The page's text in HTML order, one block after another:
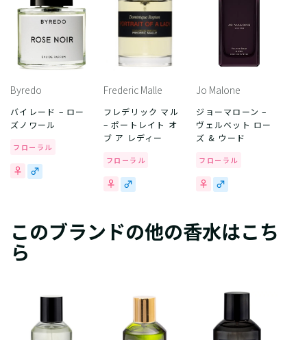
Byredo
バイレード – ロー
ズノワール
フローラル
Frederic Malle
フレデリック マル
– ポートレイト オ
ブ ア レディー
フローラル
Jo Malone
ジョーマローン –
ヴェルベット ロー
ズ & ウード
フローラル
このブランドの他の香水はこち
ら